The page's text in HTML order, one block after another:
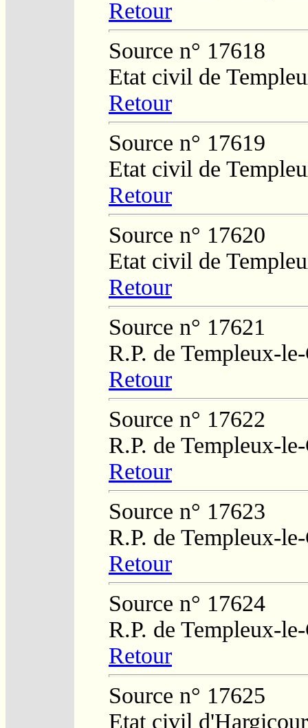
Retour
Source n° 17618
Etat civil de
Retour
Source n° 17619
Etat civil de
Retour
Source n° 17620
Etat civil de
Retour
Source n° 17621
R.P. de Templeux-
Retour
Source n° 17622
R.P. de Templeux-
Retour
Source n° 17623
R.P. de Templeux-
Retour
Source n° 17624
R.P. de Templeux-
Retour
Source n° 17625
Etat civil